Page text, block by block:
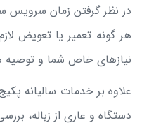
در نظر گرفتن زمان سرویس
هر گونه تعمیر یا تعویض
نیازهای خاص شما و توصیه
علاوه بر خدمات سالیانه
دستگاه و عاری از زباله،